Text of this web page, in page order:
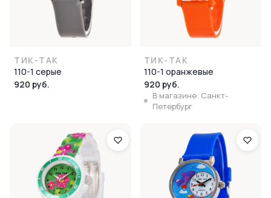
ТИК-ТАК
110-1 серые
920 руб.
ТИК-ТАК
110-1 оранжевые
920 руб.
В магазине: Санкт-
Петербург